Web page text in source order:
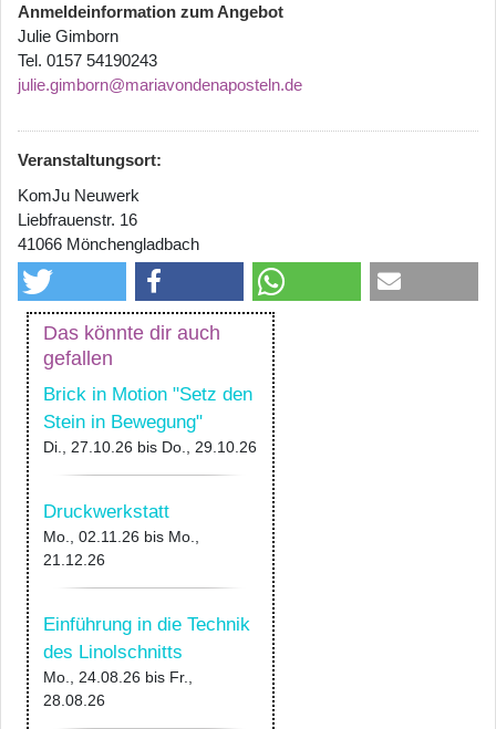
Anmeldeinformation zum Angebot
Julie Gimborn
Tel. 0157 54190243
julie.gimborn@mariavondenaposteln.de
Veranstaltungsort:
KomJu Neuwerk
Liebfrauenstr. 16
41066 Mönchengladbach
Das könnte dir auch
gefallen
Brick in Motion "Setz den
Stein in Bewegung"
Di., 27.10.26 bis Do., 29.10.26
Druckwerkstatt
Mo., 02.11.26 bis Mo.,
21.12.26
Einführung in die Technik
des Linolschnitts
Mo., 24.08.26 bis Fr.,
28.08.26